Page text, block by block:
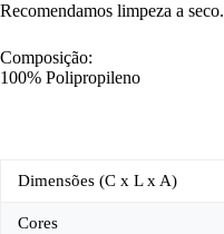
Recomendamos limpeza a seco.
Composição:
100% Polipropileno
Dimensões (C x L x A)
Cores